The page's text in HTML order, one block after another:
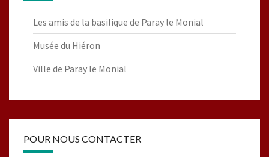
Les amis de la basilique de Paray le Monial
Musée du Hiéron
Ville de Paray le Monial
POUR NOUS CONTACTER